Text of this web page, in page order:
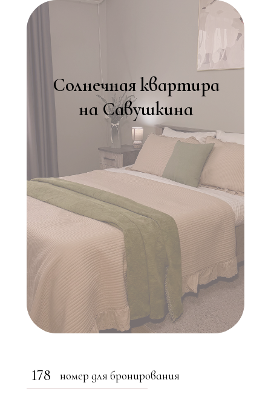
Солнечная квартира
на Савушкина
номер для бронирования
178